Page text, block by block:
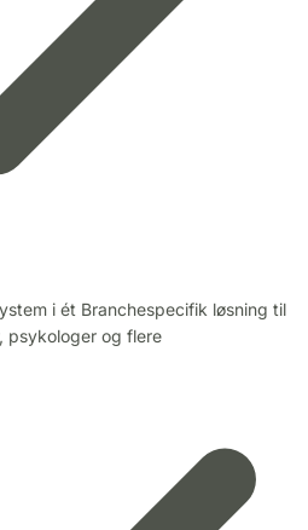
i ét Branchespecifik løsning til
psykologer og flere